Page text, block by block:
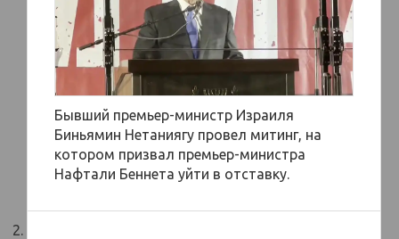
Бывший премьер-министр Израиля
Биньямин Нетаниягу провел митинг, на
котором призвал премьер-министра
Нафтали Беннета уйти в отставку.